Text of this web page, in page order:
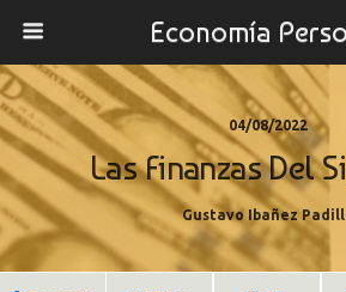
Economía
04/08/2022
Las Finanzas Del
Gustavo Ibañez